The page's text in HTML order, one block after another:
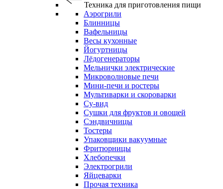
Техника для приготовления пищи
Аэрогрили
Блинницы
Вафельницы
Весы кухонные
Йогуртницы
Лёдогенераторы
Мельнички электрические
Микроволновые печи
Мини-печи и ростеры
Мультиварки и скороварки
Су-вид
Сушки для фруктов и овощей
Сэндвичницы
Тостеры
Упаковщики вакуумные
Фритюрницы
Хлебопечки
Электрогрили
Яйцеварки
Прочая техника